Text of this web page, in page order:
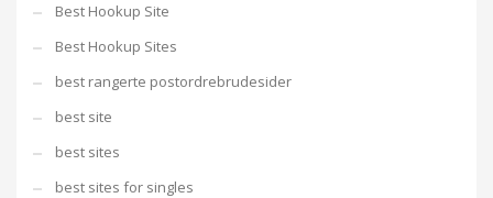
Best Hookup Site
Best Hookup Sites
best rangerte postordrebrudesider
best site
best sites
best sites for singles